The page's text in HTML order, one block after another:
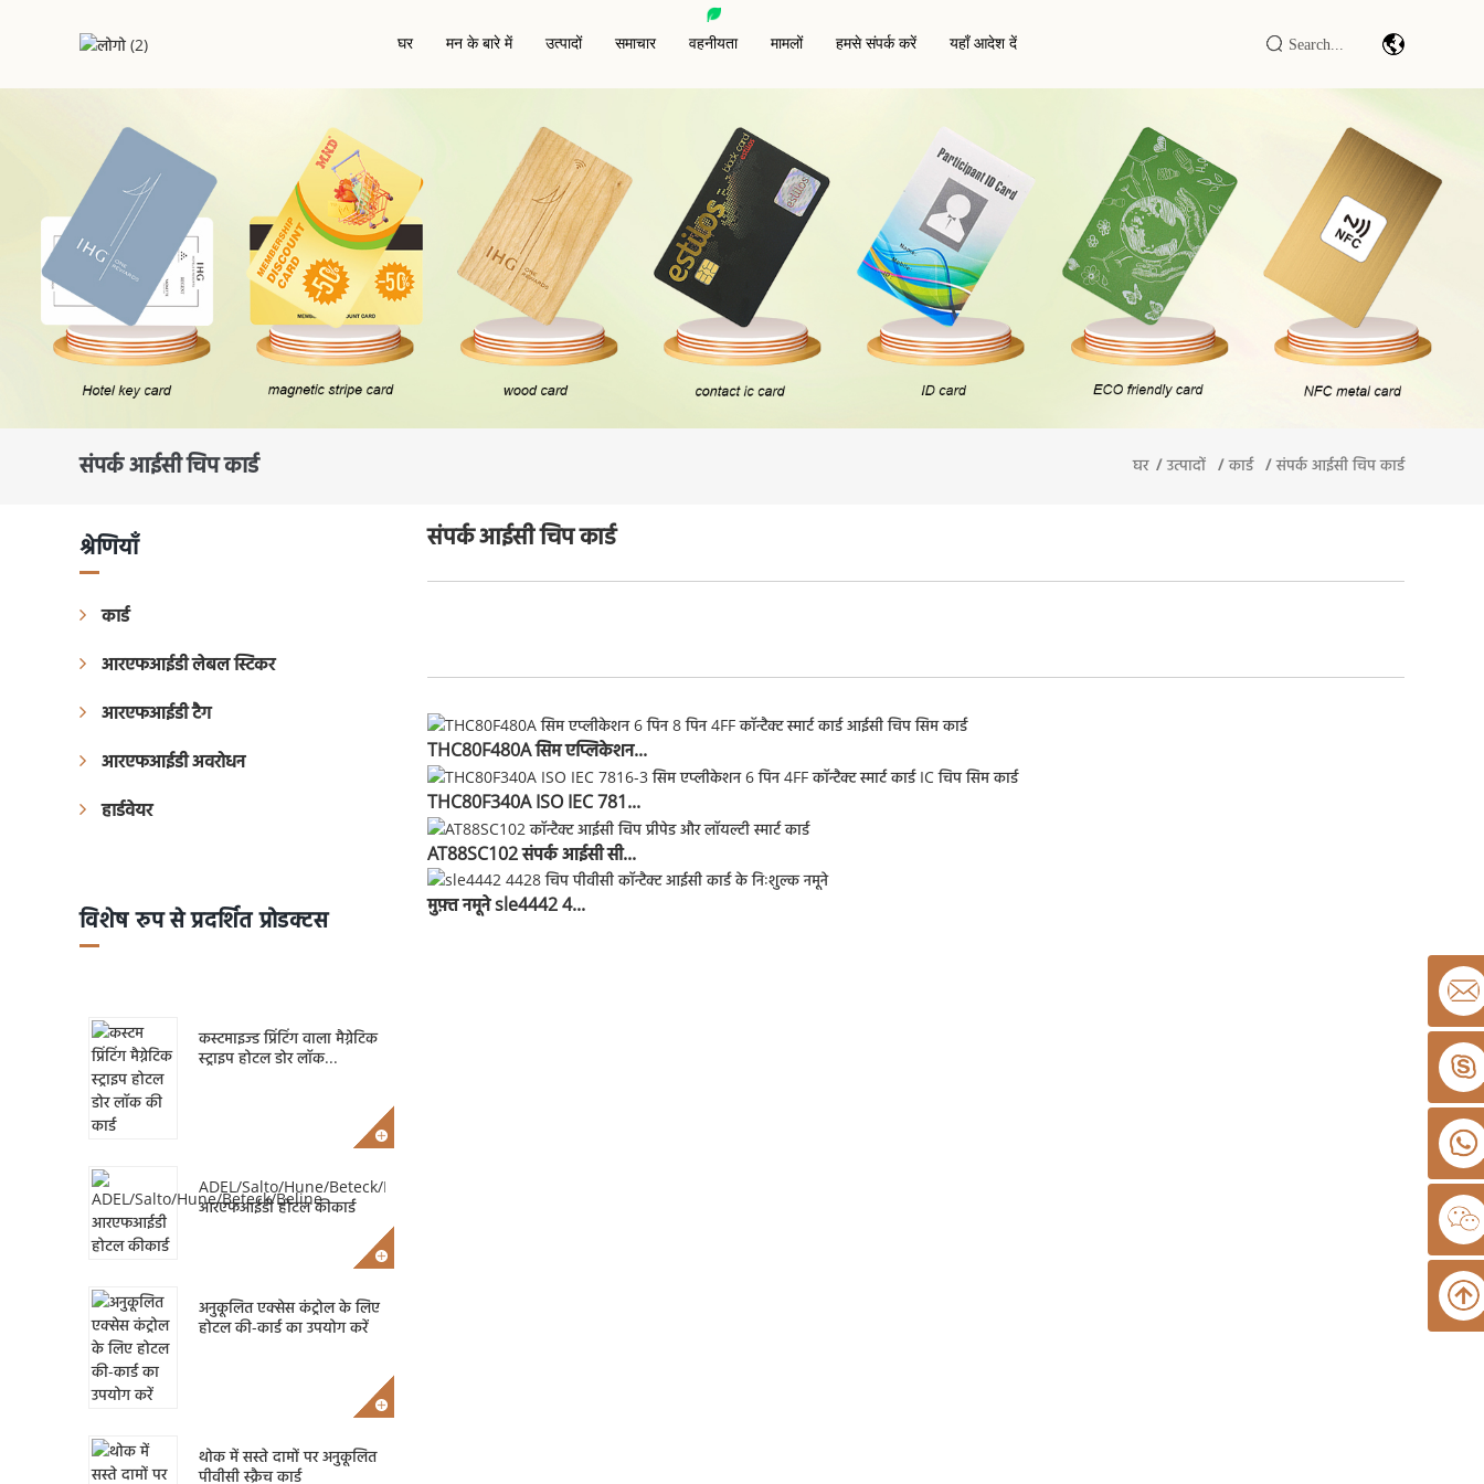
घर मन के बारे में उत्पादों
संपर्क आईसी चिप कार्ड
पीवीसी कार्ड
आरएफआईडी / एनएफसी कार्ड
आरएफआईडी एपॉक्सी कार्ड
परियोजना-आधारित कार्ड
लकड़ी का आरएफआईडी कार्ड धातु कार्ड
पर्यावरण अनुकूल कार्ड
एनएफसी मुद्रित लेबल/स्टिकर
आरएफआईडी ड्राई इनले
आरएफआईडी वेट इनले/स्टिकर
आरएफआईडी व्हाइट लेबल/स्टिकर
आरएफआईडी एंटी-मेटल टैग
आरएफआईडी कीफोब
आरएफआईडी रिस्टबैंड
विशेष आरएफआईडी टैग
आरएफआईडी अवरोधक कार्ड
आरएफआईडी अवरोधक आस्तीन
आरएफआईडी ब्लॉकिंग वॉलेट
बारकोड स्कैन मॉड्यूल/इंजन
औद्योगिक आईओटी डीटीयू/आरटीयू
आरएफआईडी एलएफ/एचएफ/यूएचएफ
राइटर
आरएफआईडी स्मार्ट कैबिनेट/टर्मिनल
समाचार वहनीयता मामलों हमसे संपर्क करें यहाँ आदेश दें
संपर्क आईसी चिप कार्ड घर उत्पादों कार्ड संपर्क आईसी चिप कार्ड
श्रेणियाँ
कार्ड
आरएफआईडी लेबल स्टिकर
आरएफआईडी टैग
आरएफआईडी अवरोधन
हार्डवेयर
विशेष रुप से प्रदर्शित प्रोडक्टस
कस्टमाइज्ड प्रिंटिंग वाला मैग्नेटिक
स्ट्राइप होटल डोर लॉक...
ADEL/Salto/Hune/Beteck/Beline
आरएफआईडी होटल कीकार्ड
अनुकूलित एक्सेस कंट्रोल के लिए
होटल की-कार्ड का उपयोग करें
थोक में सस्ते दामों पर अनुकूलित
पीवीसी स्क्रैच कार्ड
संपर्क आईसी चिप कार्ड
THC80F480A सिम एप्लिकेशन...
THC80F340A ISO IEC 781...
AT88SC102 संपर्क आईसी सी...
मुफ़्त नमूने sle4442 4...